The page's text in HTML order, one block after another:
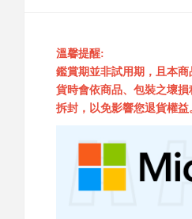
溫馨提醒:
鑑賞期並非試用期，且本
貨時會依商品、包裝之壞
拆封，以免影響您退貨權益